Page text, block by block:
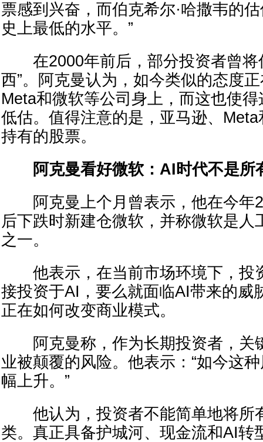
票感到兴奋，而伯克希尔·哈撒韦的
史上最低的水平。”
在2000年前后，部分投资者曾将
西”。阿克曼认为，如今类似的态度
Meta和微软等公司身上，而这也使
低估。值得注意的是，亚马逊、
持有的股票。
阿克曼看好微软：AI时代不是所
阿克曼上个月曾表示，他在今年2
后下跌时新建仓微软，并称微软是人
之一。
他表示，在当前市场环境下，投
接投资于AI，要么就面临AI带来的威
正在如何改变商业模式。
阿克曼称，作为长期投资者，关
业被颠覆的风险。他表示：“如今这
幅上升。”
他认为，投资者不能简单地将所
类。真正具备护城河、现金流和AI转